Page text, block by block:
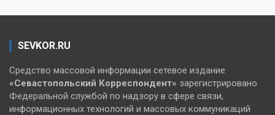
SEVKOR.RU
Средство массовой информации сетевое издание
«Севастопольский Корреспондент» зарегистрировано
Федеральной службой по надзору в сфере связи,
информационных технологий и массовых коммуникаций